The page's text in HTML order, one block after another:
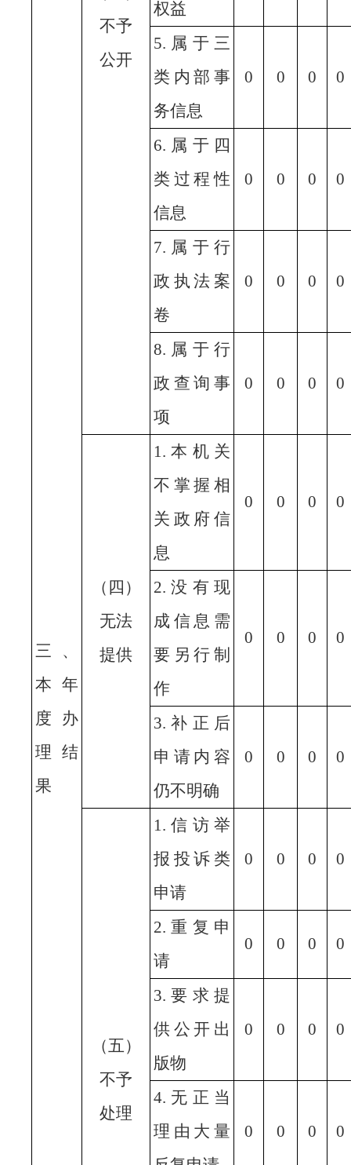
三、
本年
度办
理结
果
不予
公开
权益
5.属于三
类内部事
务信息
0 0 0 0
6.属于四
类过程性
信息
0 0 0 0
7.属于行
政执法案
卷
0 0 0 0
8.属于行
政查询事
项
0 0 0 0
（四）
无法
提供
1.本机关
不掌握相
关政府信
息
0 0 0 0
2.没有现
成信息需
要另行制
作
0 0 0 0
3.补正后
申请内容
仍不明确
0 0 0 0
（五）
不予
处理
1.信访举
报投诉类
申请
0 0 0 0
2.重复申
请
0 0 0 0
3.要求提
供公开出
版物
0 0 0 0
4.无正当
理由大量
0 0 0 0